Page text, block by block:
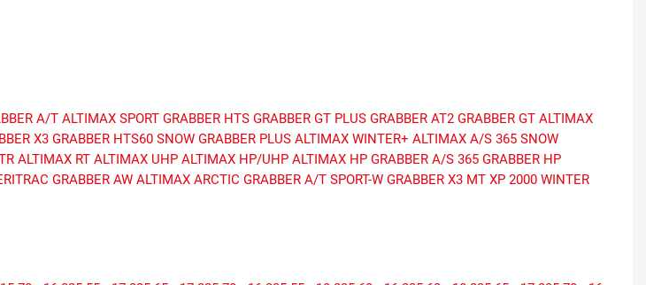
A/T ALTIMAX SPORT GRABBER HTS GRABBER GT PLUS GRABBER AT2 GRABBER GT ALTIMAX
X3 GRABBER HTS60 SNOW GRABBER PLUS ALTIMAX WINTER+ ALTIMAX A/S 365 SNOW
ALTIMAX RT ALTIMAX UHP ALTIMAX HP/UHP ALTIMAX HP GRABBER A/S 365 GRABBER HP
GRABBER AW ALTIMAX ARCTIC GRABBER A/T SPORT-W GRABBER X3 MT XP 2000 WINTER